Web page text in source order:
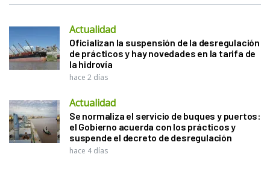
Actualidad
Oficializan la suspensión de la desregulación
de prácticos y hay novedades en la tarifa de
la hidrovía
hace 2 días
Actualidad
Se normaliza el servicio de buques y puertos:
el Gobierno acuerda con los prácticos y
suspende el decreto de desregulación
hace 4 días